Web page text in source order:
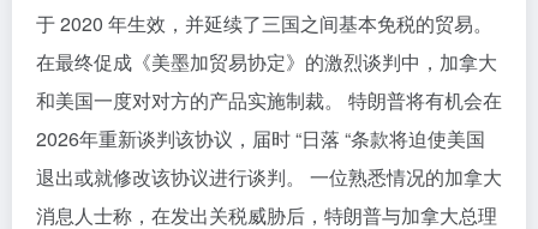
于 2020 年生效，并延续了三国之间基本免税的贸易。
在最终促成《美墨加贸易协定》的激烈谈判中，加拿大
和美国一度对对方的产品实施制裁。 特朗普将有机会在
2026年重新谈判该协议，届时 “日落 “条款将迫使美国
退出或就修改该协议进行谈判。 一位熟悉情况的加拿大
消息人士称，在发出关税威胁后，特朗普与加拿大总理